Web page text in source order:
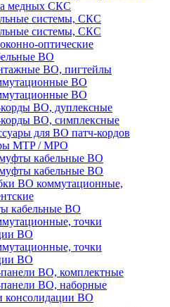
медных СКС
системы, СКС
системы, СКС
оптические
ВО
ВО, пигтейлы
ВО
ВО
ВО, дуплексные
ВО, симплексные
для ВО патч-кордов
MTP / MPO
кабельные ВО
кабельные ВО
ВО коммутационные,
кабельные ВО
точки
ВО
точки
ВО
ВО, комплектные
ВО, наборные
консолидации ВО